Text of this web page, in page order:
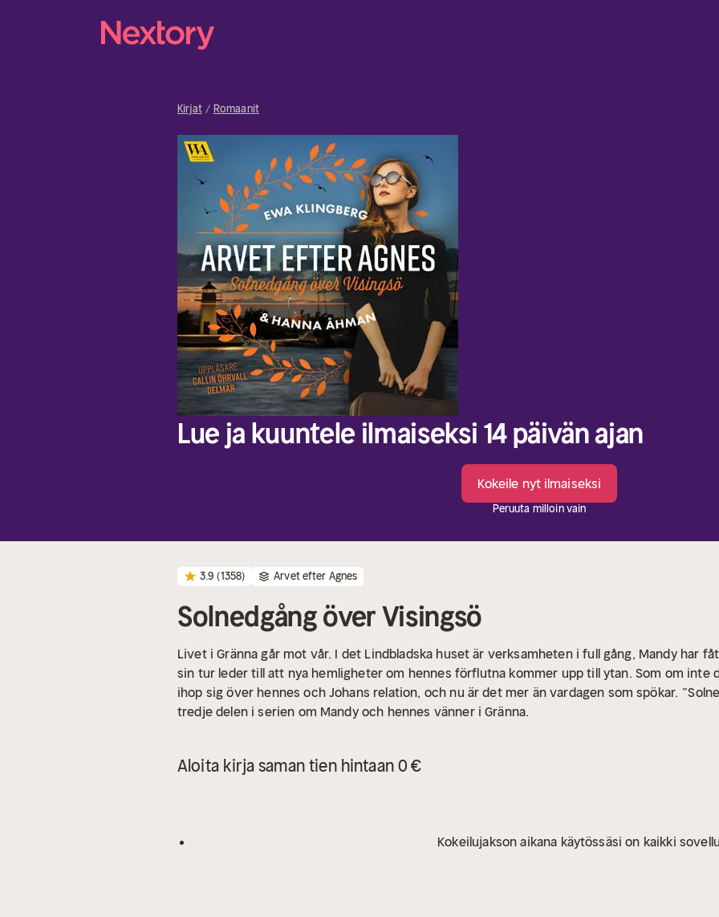
Kirjat Romaanit
Lue ja kuuntele ilmaiseksi 14 päivän ajan
Kokeile nyt ilmaiseksi
Peruuta milloin vain
3.9 (1358) Arvet efter Agnes
Solnedgång över Visingsö
Livet i Gränna går mot vår. I det Lindbladska huset är verksamheten i full gång, Mandy har
sin tur leder till att nya hemligheter om hennes förflutna kommer upp till ytan. Som om inte
ihop sig över hennes och Johans relation, och nu är det mer än vardagen som spökar.
tredje delen i serien om Mandy och hennes vänner i Gränna.
Aloita kirja saman tien hintaan 0 €
Kokeilujakson aikana käytössäsi on kaikki